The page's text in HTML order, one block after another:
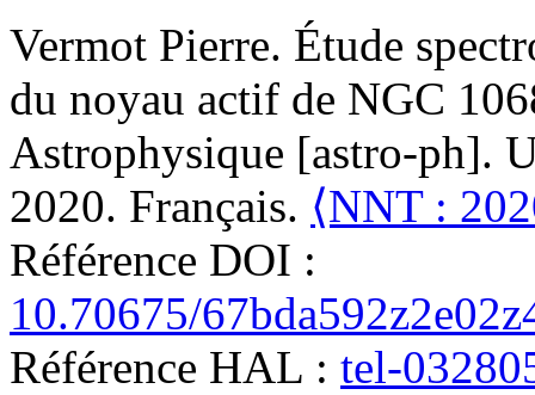
Vermot Pierre. Étude
du noyau actif de NGC
Astrophysique [astro-ph].
2020. Français. ⟨NNT :
Référence DOI :
10.70675/
Référence HAL : tel-